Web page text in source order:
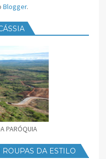
Blogger.
PARÓQUIA
DA ESTILO